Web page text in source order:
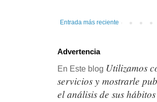
Entrada más reciente
Advertencia
En Este blog Utilizamos
servicios y mostrarle
el análisis de sus